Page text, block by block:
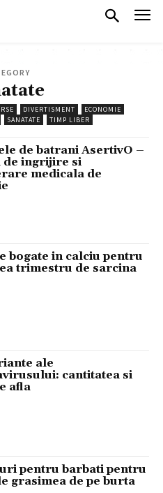
DIVERTISMENT
ECONOMIE
SANATATE TIMP LIBER
de batrani AsertivO –
de ingrijire si
medicala de
bogate in calciu pentru
trimestru de sarcina
ale
cantitatea si
afla
pentru barbati pentru
grasimea de pe burta